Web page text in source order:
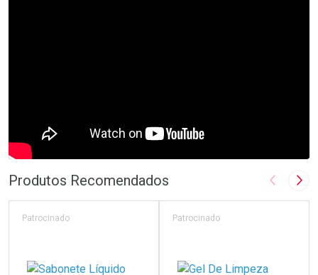
Produtos Recomendados Imagem
Patrocinado Patrocinado